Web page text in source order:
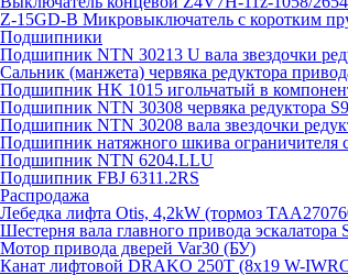
Z-15GD-B Микровыключатель с коротким
Подшипники
Подшипник NTN 30213 U вала звездочки
Сальник (манжета) червяка редуктора
Подшипник HK 1015 игольчатый в
Подшипник NTN 30308 червяка редуктора
Подшипник NTN 30208 вала звездочки
Подшипник натяжного шкива ограничителя
Подшипник NTN 6204.LLU
Подшипник FBJ 6311.2RS
Распродажа
Лебедка лифта Otis, 4,2kW (тормоз
Шестерня вала главного привода
Мотор привода дверей Var30 (БУ)
Канат лифтовой DRAKO 250T (8x19 W-